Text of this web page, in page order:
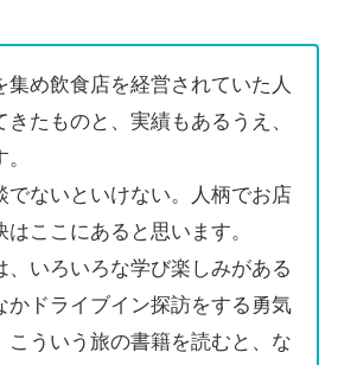
集め飲食店を経営されていた人
たものと、実績もあるうえ、
でないといけない。人柄でお店
ここにあると思います。
、いろいろな学び楽しみがある
かドライブイン探訪をする勇気
こういう旅の書籍を読むと、な